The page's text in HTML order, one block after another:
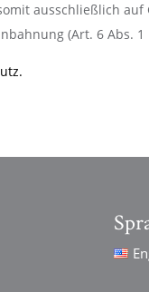
ausschließlich auf
(Art. 6 Abs. 1